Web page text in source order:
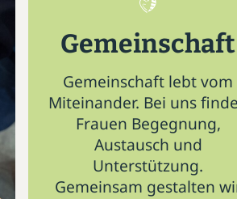
Gemeinschaft
Gemeinschaft lebt vom
Miteinander. Bei uns
Frauen Begegnung,
Austausch und
Unterstützung.
Gemeinsam gestalten